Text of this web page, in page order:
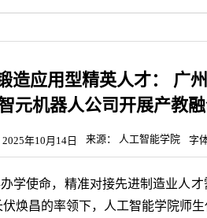
造应用型精英人才： 广
元机器人公司开展产教
年10月14日 来源： 人工智能学院 字
学使命，精准对接先进制造业人
焕昌的率领下，人工智能学院师